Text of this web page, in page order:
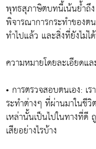
พุทธสุภาษิตบทนี้เน้นย้ำถึ
พิจารณาการกระทำของต
ทำไปแล้ว และสิ่งที่ยังไม่ไ
ความหมายโดยละเอียด
• การตรวจสอบตนเอง: เ
ระทำต่างๆ ที่ผ่านมาในชีวิ
เหล่านั้นเป็นไปในทางที่ดี
เสียอย่างไรบ้าง